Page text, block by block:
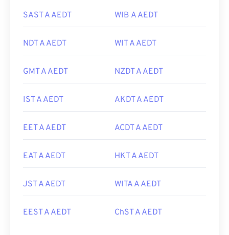
SAST A AEDT WIB A AEDT
NDT A AEDT WIT A AEDT
GMT A AEDT NZDT A AEDT
IST A AEDT AKDT A AEDT
EET A AEDT ACDT A AEDT
EAT A AEDT HKT A AEDT
JST A AEDT WITA A AEDT
EEST A AEDT ChST A AEDT